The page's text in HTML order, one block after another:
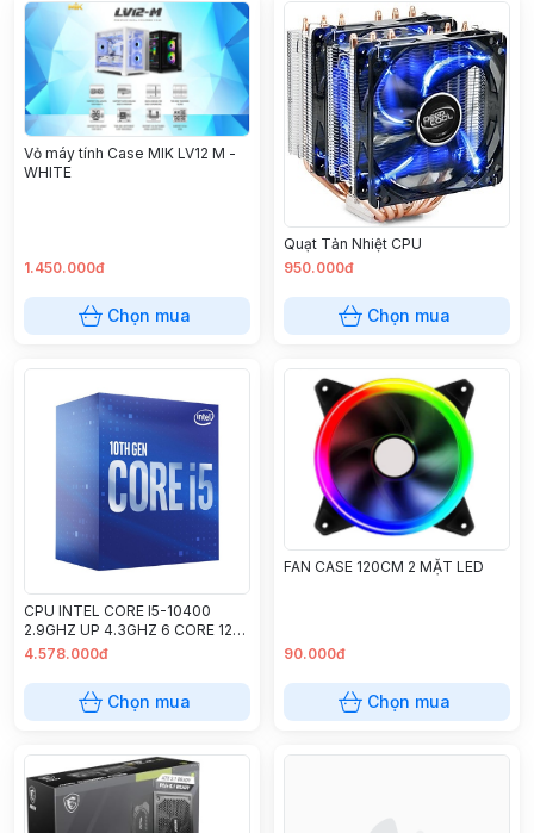
Vỏ máy tính Case MIK LV12 M -
WHITE
1.450.000đ
Chọn mua
Quạt Tản Nhiệt CPU
950.000đ
Chọn mua
CPU INTEL CORE I5-10400
2.9GHZ UP 4.3GHZ 6 CORE 12
THREAD 12MB CACHE
4.578.000đ
Chọn mua
FAN CASE 120CM 2 MẶT LED
90.000đ
Chọn mua